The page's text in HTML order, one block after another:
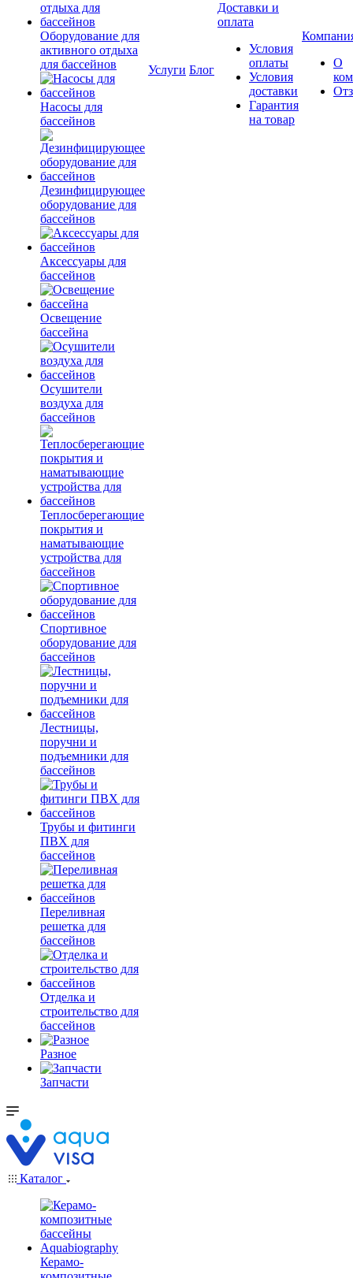
Оборудование для
активного отдыха
для бассейнов
Насосы для
бассейнов
Дезинфицирующее
оборудование для
бассейнов
Аксессуары для
бассейнов
Освещение
бассейна
Осушители
воздуха для
бассейнов
Теплосберегающие
покрытия и
наматывающие
устройства для
бассейнов
Спортивное
оборудование для
бассейнов
Лестницы,
поручни и
подъемники для
бассейнов
Трубы и фитинги
ПВХ для
бассейнов
Переливная
решетка для
бассейнов
Отделка и
строительство для
бассейнов
Разное
Запчасти
Услуги Блог
Доставки и
оплата
Условия
оплаты
Условия
доставки
Гарантия
на товар
О
Каталог
Керамо-